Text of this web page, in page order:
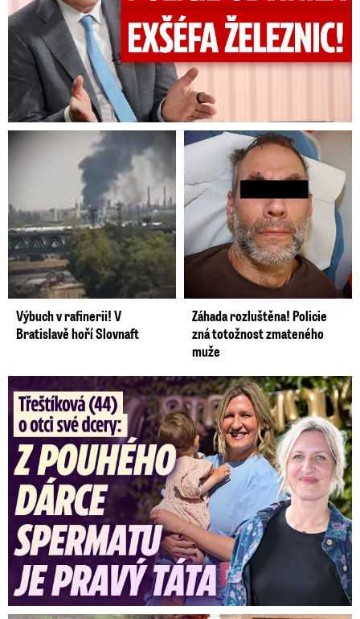
Výbuch v rafinerii! V
Bratislavě hoří Slovnaft
Záhada rozluštěna! Policie
zná totožnost zmateného
muže
Třeštíková (44) o otci dcery: Z dárce spermatu pravý táta